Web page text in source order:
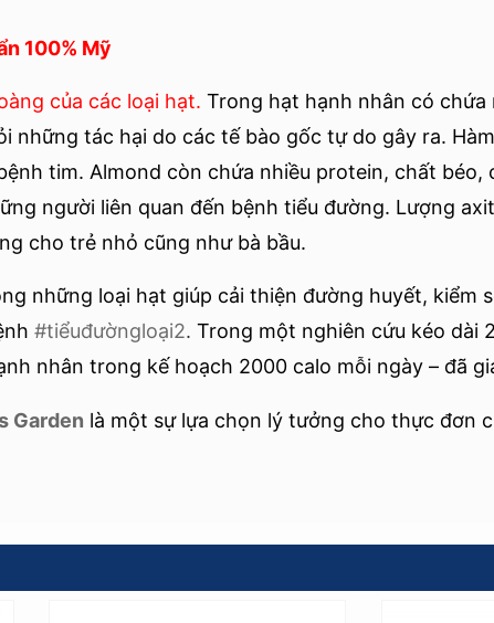
100% Mỹ
của các loại hạt. Trong hạt hạnh nhân có
những tác hại do các tế bào gốc tự do gây ra.
tim. Almond còn chứa nhiều protein, chất
người liên quan đến bệnh tiểu đường. Lượng
cho trẻ nhỏ cũng như bà bầu.
những loại hạt giúp cải thiện đường huyết, kiểm
#tiểuđườngloại2. Trong một nghiên cứu kéo dài
nhân trong kế hoạch 2000 calo mỗi ngày – đã
Garden là một sự lựa chọn lý tưởng cho thực đơn